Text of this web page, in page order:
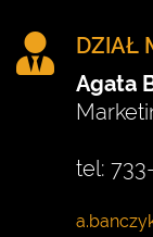
DZIAŁ
Agata
tel: